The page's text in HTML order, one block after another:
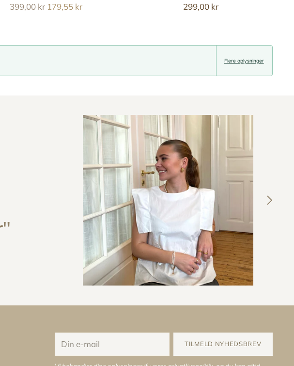
Reguler
399,00 kr 179,55 kr 299,00 kr
Flere oplysninger
e-
mail
TILMELD NYHEDSBREV